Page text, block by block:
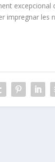
impregnar les